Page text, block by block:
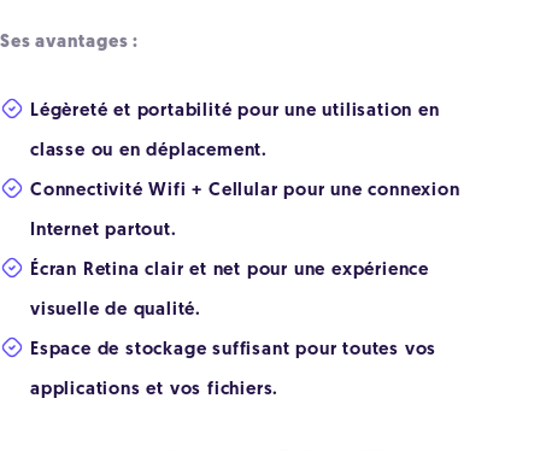
Ses avantages :
Légèreté et portabilité pour une utilisation en
classe ou en déplacement.
Connectivité Wifi + Cellular pour une connexion
Internet partout.
Écran Retina clair et net pour une expérience
visuelle de qualité.
Espace de stockage suffisant pour toutes vos
applications et vos fichiers.